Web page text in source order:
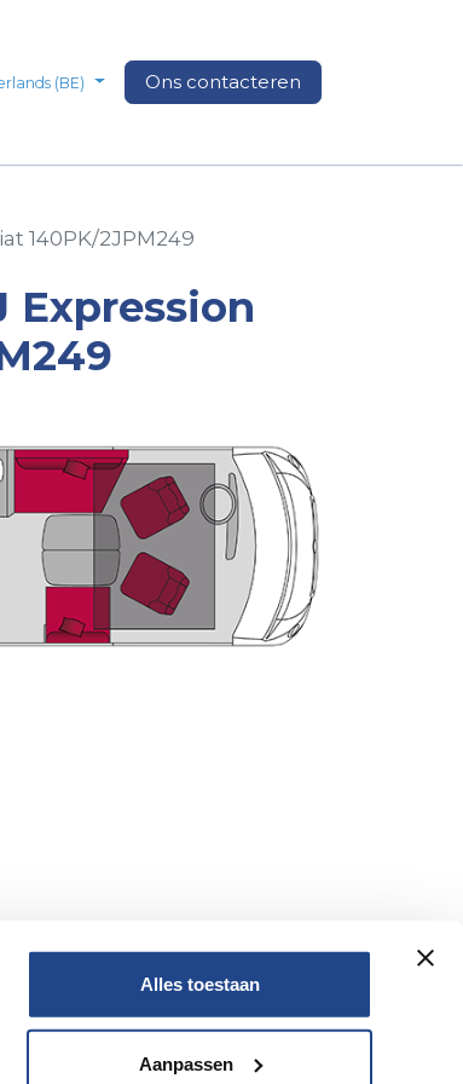
Alles toestaan
Aanpassen
Ons Media Veelgestelde vragen
(BE) Ons contacteren
140PK/2JPM249
Expression
Let op, geld lenen kost
ook geld